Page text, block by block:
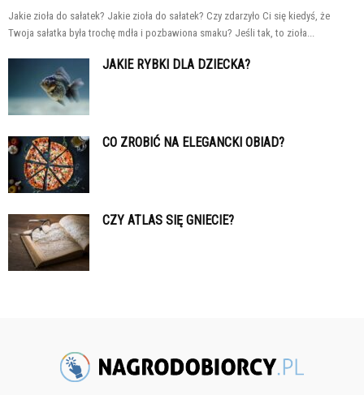
Jakie zioła do sałatek? Jakie zioła do sałatek? Czy zdarzyło Ci się kiedyś, że
Twoja sałatka była trochę mdła i pozbawiona smaku? Jeśli tak, to zioła...
JAKIE RYBKI DLA DZIECKA?
CO ZROBIĆ NA ELEGANCKI OBIAD?
CZY ATLAS SIĘ GNIECIE?